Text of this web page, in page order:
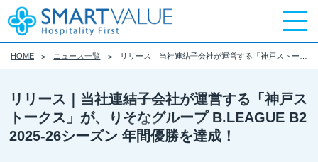
HOME ニュース一覧
リリース｜当社連結子会社が運営する「神戸ス
トークス」が、りそなグループ B.LEAGUE B2
2025-26シーズン 年間優勝を達成！